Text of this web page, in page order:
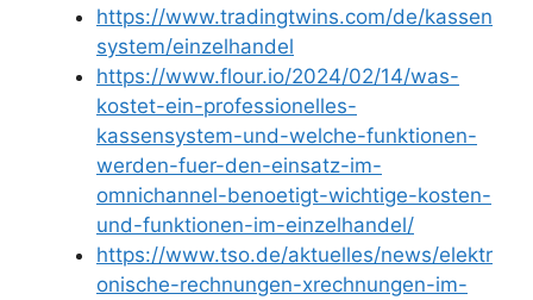
https://www.tradingtwins.com/de/kassen
system/einzelhandel
https://www.flour.io/2024/02/14/was-
kostet-ein-professionelles-
kassensystem-und-welche-funktionen-
werden-fuer-den-einsatz-im-
omnichannel-benoetigt-wichtige-kosten-
und-funktionen-im-einzelhandel/
https://www.tso.de/aktuelles/news/elektr
onische-rechnungen-xrechnungen-im-